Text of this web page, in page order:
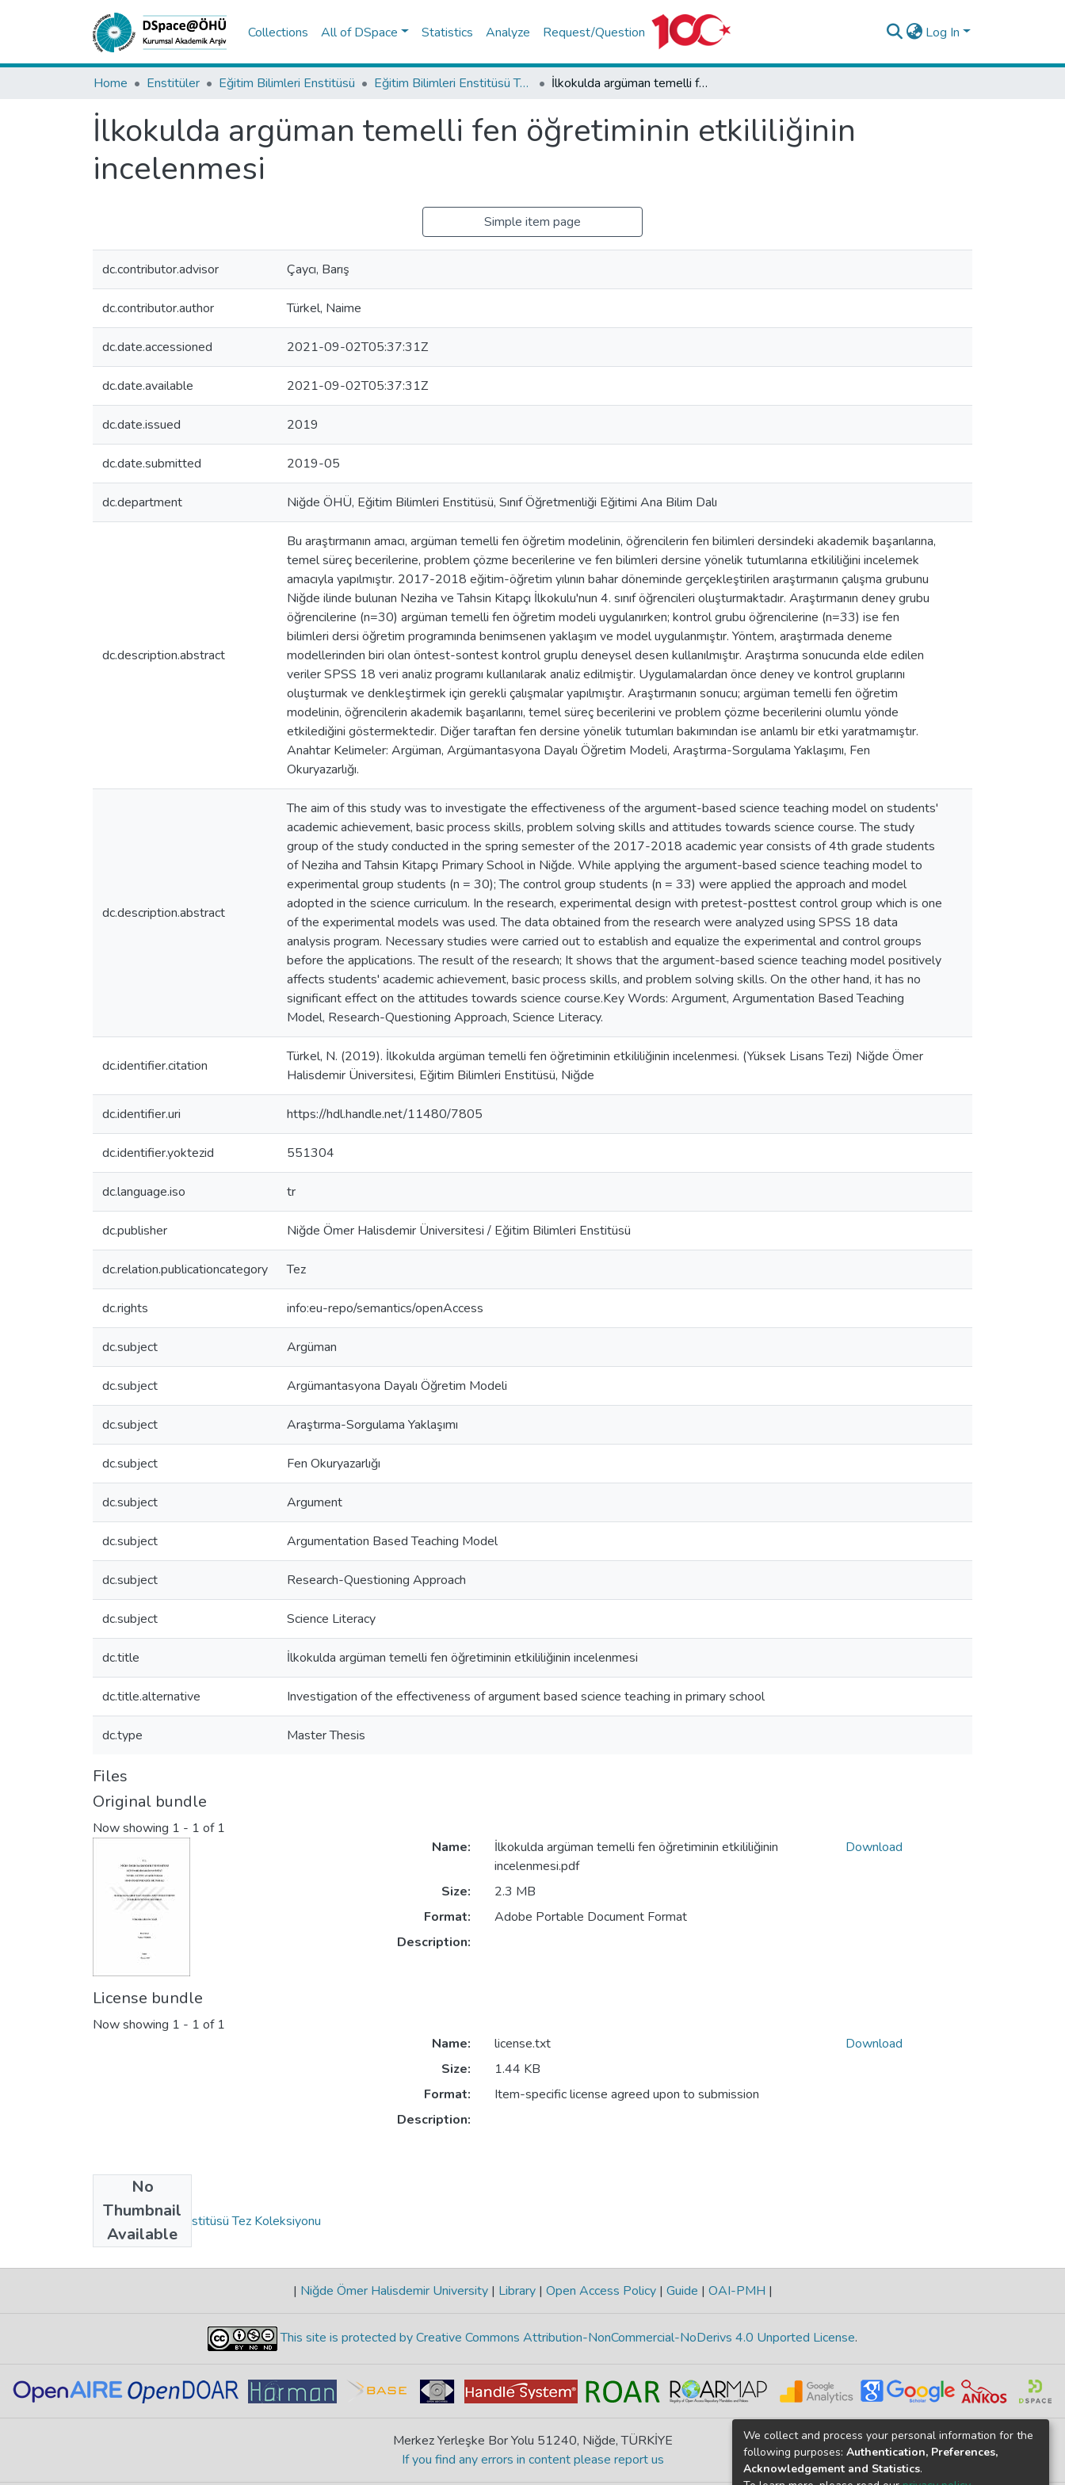
Collections All of DSpace Statistics Analyze Request/Question Log In
Home Enstitüler Eğitim Bilimleri Enstitüsü Eğitim Bilimleri Enstitüsü Tez Koleksiyonu İlkokulda argüman temelli fen öğretiminin etkililiğinin incelenmesi
İlkokulda argüman temelli fen öğretiminin etkililiğinin
incelenmesi
Simple item page
dc.contributor.advisor Çaycı, Barış
dc.contributor.author Türkel, Naime
dc.date.accessioned 2021-09-02T05:37:31Z
dc.date.available 2021-09-02T05:37:31Z
dc.date.issued 2019
dc.date.submitted 2019-05
dc.department Niğde ÖHÜ, Eğitim Bilimleri Enstitüsü, Sınıf Öğretmenliği Eğitimi Ana Bilim Dalı
dc.description.abstract
Bu araştırmanın amacı, argüman temelli fen öğretim modelinin, öğrencilerin fen bilimleri dersindeki akademik başarılarına,
temel süreç becerilerine, problem çözme becerilerine ve fen bilimleri dersine yönelik tutumlarına etkililiğini incelemek
amacıyla yapılmıştır. 2017-2018 eğitim-öğretim yılının bahar döneminde gerçekleştirilen araştırmanın çalışma grubunu
Niğde ilinde bulunan Neziha ve Tahsin Kitapçı İlkokulu'nun 4. sınıf öğrencileri oluşturmaktadır. Araştırmanın deney grubu
öğrencilerine (n=30) argüman temelli fen öğretim modeli uygulanırken; kontrol grubu öğrencilerine (n=33) ise fen
bilimleri dersi öğretim programında benimsenen yaklaşım ve model uygulanmıştır. Yöntem, araştırmada deneme
modellerinden biri olan öntest-sontest kontrol gruplu deneysel desen kullanılmıştır. Araştırma sonucunda elde edilen
veriler SPSS 18 veri analiz programı kullanılarak analiz edilmiştir. Uygulamalardan önce deney ve kontrol gruplarını
oluşturmak ve denkleştirmek için gerekli çalışmalar yapılmıştır. Araştırmanın sonucu; argüman temelli fen öğretim
modelinin, öğrencilerin akademik başarılarını, temel süreç becerilerini ve problem çözme becerilerini olumlu yönde
etkilediğini göstermektedir. Diğer taraftan fen dersine yönelik tutumları bakımından ise anlamlı bir etki yaratmamıştır.
Anahtar Kelimeler: Argüman, Argümantasyona Dayalı Öğretim Modeli, Araştırma-Sorgulama Yaklaşımı, Fen
Okuryazarlığı.
dc.description.abstract
The aim of this study was to investigate the effectiveness of the argument-based science teaching model on students'
academic achievement, basic process skills, problem solving skills and attitudes towards science course. The study
group of the study conducted in the spring semester of the 2017-2018 academic year consists of 4th grade students
of Neziha and Tahsin Kitapçı Primary School in Niğde. While applying the argument-based science teaching model to
experimental group students (n = 30); The control group students (n = 33) were applied the approach and model
adopted in the science curriculum. In the research, experimental design with pretest-posttest control group which is one
of the experimental models was used. The data obtained from the research were analyzed using SPSS 18 data
analysis program. Necessary studies were carried out to establish and equalize the experimental and control groups
before the applications. The result of the research; It shows that the argument-based science teaching model positively
affects students' academic achievement, basic process skills, and problem solving skills. On the other hand, it has no
significant effect on the attitudes towards science course.Key Words: Argument, Argumentation Based Teaching
Model, Research-Questioning Approach, Science Literacy.
dc.identifier.citation
Türkel, N. (2019). İlkokulda argüman temelli fen öğretiminin etkililiğinin incelenmesi. (Yüksek Lisans Tezi) Niğde Ömer
Halisdemir Üniversitesi, Eğitim Bilimleri Enstitüsü, Niğde
dc.identifier.uri https://hdl.handle.net/11480/7805
dc.identifier.yoktezid 551304
dc.language.iso tr
dc.publisher Niğde Ömer Halisdemir Üniversitesi / Eğitim Bilimleri Enstitüsü
dc.relation.publicationcategory Tez
dc.rights info:eu-repo/semantics/openAccess
dc.subject Argüman
dc.subject Argümantasyona Dayalı Öğretim Modeli
dc.subject Araştırma-Sorgulama Yaklaşımı
dc.subject Fen Okuryazarlığı
dc.subject Argument
dc.subject Argumentation Based Teaching Model
dc.subject Research-Questioning Approach
dc.subject Science Literacy
dc.title İlkokulda argüman temelli fen öğretiminin etkililiğinin incelenmesi
dc.title.alternative Investigation of the effectiveness of argument based science teaching in primary school
dc.type Master Thesis
Files
Original bundle
Now showing 1 - 1 of 1
Name:
İlkokulda argüman temelli fen öğretiminin etkililiğinin
incelenmesi.pdf
Size:
2.3 MB
Format:
Adobe Portable Document Format
Description:
Download
License bundle
Now showing 1 - 1 of 1
No
Thumbnail
Available
Name:
license.txt
Size:
1.44 KB
Format:
Item-specific license agreed upon to submission
Description:
Download
Collections
Eğitim Bilimleri Enstitüsü Tez Koleksiyonu
| Niğde Ömer Halisdemir University | Library | Open Access Policy | Guide | OAI-PMH |
This site is protected by Creative Commons Attribution-NonCommercial-NoDerivs 4.0 Unported License.
Merkez Yerleşke Bor Yolu 51240, Niğde, TÜRKİYE
If you find any errors in content please report us
We collect and process your personal information for the
following purposes: Authentication, Preferences,
Acknowledgement and Statistics.